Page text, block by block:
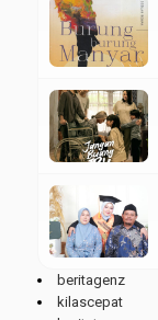
beritagenz
kilascepat